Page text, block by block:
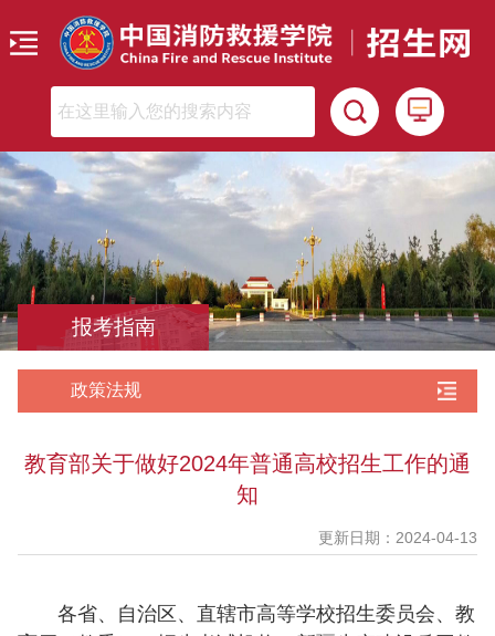
报考指南
政策法规
教育部关于做好2024年普通高校招生工作的通
知
更新日期：2024-04-13
各省、自治区、直辖市高等学校招生委员会、教